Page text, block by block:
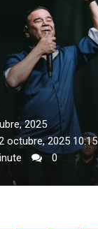
2025
octubre, 2025 10:15
0